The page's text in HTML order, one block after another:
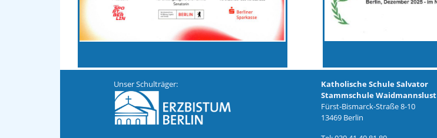
Unser Schulträger:
Katholische Schule Salvator
Stammschule Waidmannslust
Fürst-Bismarck-Straße 8-10
13469 Berlin